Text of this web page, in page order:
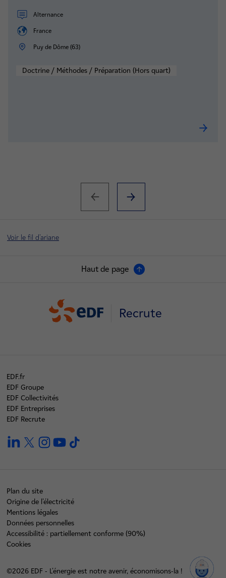
Alternance
France
Puy de Dôme (63)
Doctrine / Méthodes / Préparation (Hors quart)
Voir le fil d'ariane
Haut de page
Recrute
EDF.fr
EDF Groupe
EDF Collectivités
EDF Entreprises
EDF Recrute
linkedintwitterinstagramyoutube
Plan du site
Origine de l'électricité
Mentions légales
Données personnelles
Accessibilité : partiellement conforme (90%)
Cookies
©2026 EDF - L'énergie est notre avenir, économisons-la !